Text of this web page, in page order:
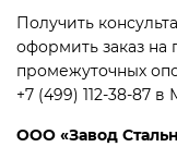
Получить
оформить заказ на
промежуточных
+7 (499) 112-38-87 в
ООО «Завод